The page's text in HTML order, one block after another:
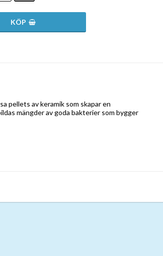
pellets av keramik som skapar en
mängder av goda bakterier som bygger